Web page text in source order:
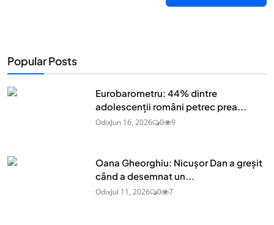
Popular Posts
Eurobarometru: 44% dintre
adolescenţii români petrec prea...
OdixJun 16, 2026 0 9
Oana Gheorghiu: Nicușor Dan a greșit
când a desemnat un...
OdixJul 11, 2026 0 7